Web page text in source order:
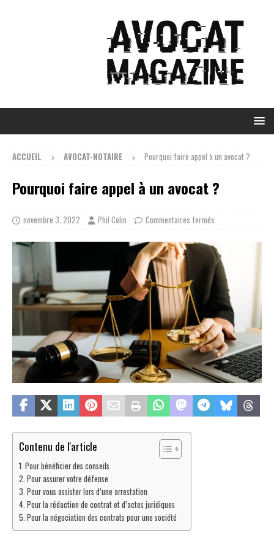
ACCUEIL AVOCAT-NOTAIRE Pourquoi faire appel à un avocat ?
Pourquoi faire appel à un avocat ?
novembre 3, 2022 Phil Colin Commentaires fermés
Contenu de l'article
Pour bénéficier des conseils
Pour assurer votre défense
Pour vous assister lors d’une arrestation
Pour la rédaction de contrat et d’actes juridiques
Pour la négociation des contrats pour une société